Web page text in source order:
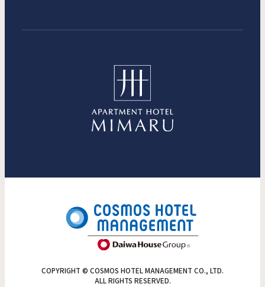
COPYRIGHT © COSMOS HOTEL MANAGEMENT CO., LTD.
ALL RIGHTS RESERVED.